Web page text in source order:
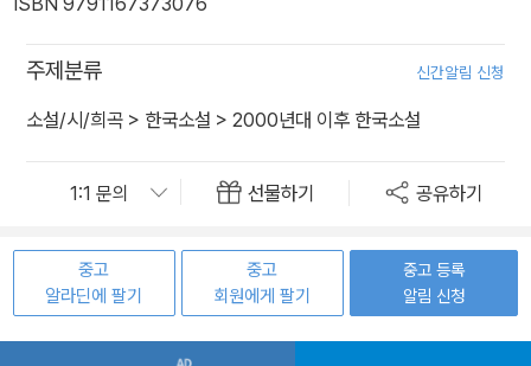
주제분류 신간알림 신청
소설/시/희곡 > 한국소설 > 2000년대 이후 한국소설
선물하기 공유하기
중고
알라딘에 팔기
중고
회원에게 팔기
중고 등록
알림 신청